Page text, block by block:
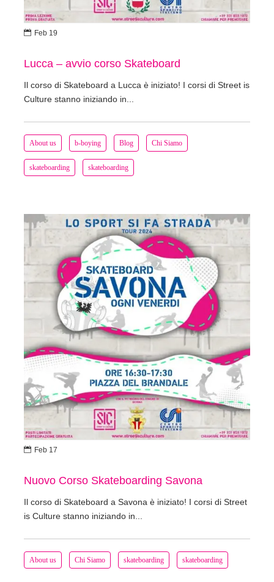
About us b-boying Blog Chi Siamo
skateboarding skateboarding
Lucca – avvio corso Skateboard
Il corso di Skateboard a Lucca è iniziato! I corsi di Street is
Culture stanno iniziando in...
 Feb 19
About us Chi Siamo skateboarding skateboarding
Nuovo Corso Skateboarding Savona
Il corso di Skateboard a Savona è iniziato! I corsi di Street
is Culture stanno iniziando in...
 Feb 17